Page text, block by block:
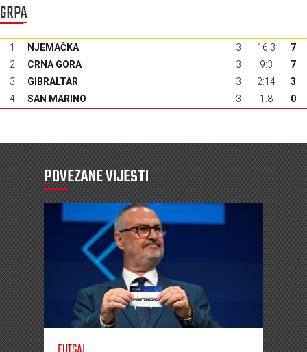
GRPA
1. NJEMAČKA 3 16:3
7
2.
CRNA GORA 3 9:3
7
3.
GIBRALTAR 3 2:14
3
4.
SAN MARINO 3 1:8 0
POVEZANE VIJESTI